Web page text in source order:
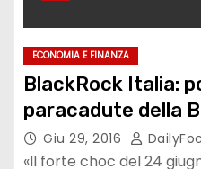
ECONOMIA E FINANZA
BlackRock Italia:
paracadute della
Giu 29, 2016
«Il forte choc del 24